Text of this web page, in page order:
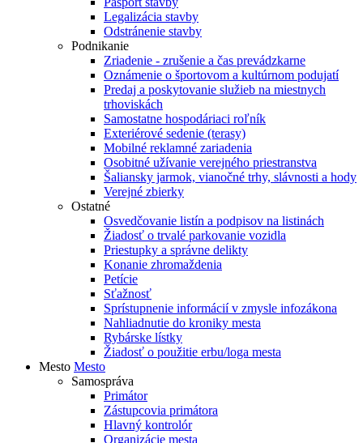
Legalizácia stavby
Odstránenie stavby
Podnikanie
Zriadenie - zrušenie a čas prevádzkarne
Oznámenie o športovom a kultúrnom podujatí
Predaj a poskytovanie služieb na miestnych
trhoviskách
Samostatne hospodáriaci roľník
Exteriérové sedenie (terasy)
Mobilné reklamné zariadenia
Osobitné užívanie verejného priestranstva
Šaliansky jarmok, vianočné trhy, slávnosti a hody
Verejné zbierky
Ostatné
Osvedčovanie listín a podpisov na listinách
Žiadosť o trvalé parkovanie vozidla
Priestupky a správne delikty
Konanie zhromaždenia
Petície
Sťažnosť
Sprístupnenie informácií v zmysle infozákona
Nahliadnutie do kroniky mesta
Rybárske lístky
Žiadosť o použitie erbu/loga mesta
Mesto Mesto
Samospráva
Primátor
Zástupcovia primátora
Hlavný kontrolór
Organizácie mesta